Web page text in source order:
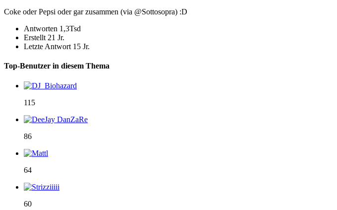
Coke oder Pepsi oder gar zusammen (via @Sottosopra) :D
Antworten 1,3Tsd
Erstellt 21 Jr.
Letzte Antwort 15 Jr.
Top-Benutzer in diesem Thema
115
86
64
60